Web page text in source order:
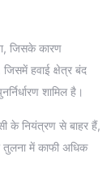
जिसके कारण
जिसमें हवाई क्षेत्र बंद
शामिल है।
के नियंत्रण से बाहर हैं,
तुलना में काफी अधिक